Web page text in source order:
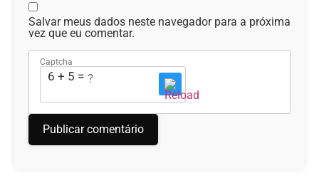
Salvar meus dados neste navegador para a próxima
vez que eu comentar.
Captcha
6 + 5 = ?